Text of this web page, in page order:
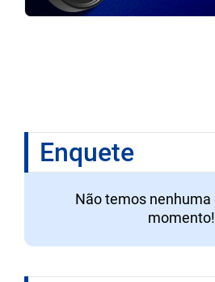
Enquete
Não temos nenhuma
momento!